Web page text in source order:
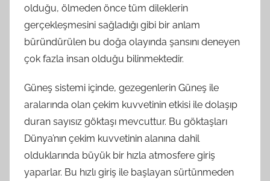
olduğu, ölmeden önce tüm dileklerin
gerçekleşmesini sağladığı gibi bir anlam
büründürülen bu doğa olayında şansını deneyen
çok fazla insan olduğu bilinmektedir.
Güneş sistemi içinde, gezegenlerin Güneş ile
aralarında olan çekim kuvvetinin etkisi ile dolaşıp
duran sayısız göktaşı mevcuttur. Bu göktaşları
Dünya’nın çekim kuvvetinin alanına dahil
olduklarında büyük bir hızla atmosfere giriş
yaparlar. Bu hızlı giriş ile başlayan sürtünmeden